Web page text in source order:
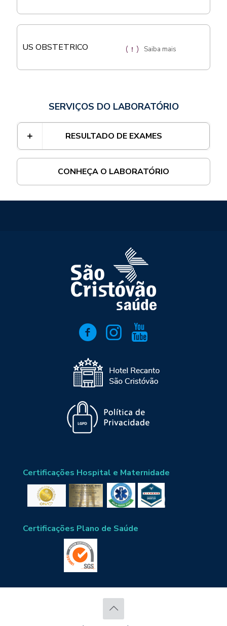
US OBSTETRICO Saiba mais
SERVIÇOS DO LABORATÓRIO
RESULTADO DE EXAMES
CONHEÇA O LABORATÓRIO
Certificações Hospital e Maternidade
Certificações Plano de Saúde